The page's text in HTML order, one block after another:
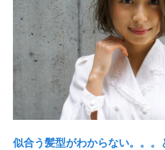
似合う髪型がわからない。。。